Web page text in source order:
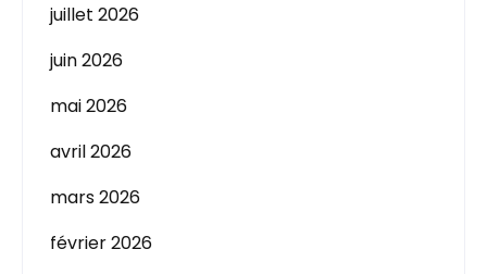
juillet 2026
juin 2026
mai 2026
avril 2026
mars 2026
février 2026